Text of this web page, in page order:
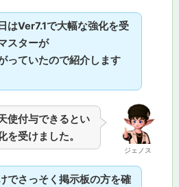
はVer7.1で大幅な強化を受
スターが
っていたので紹介します
ジェノス
使付与できるとい
を受けました。
でさっそく掲示板の方を確